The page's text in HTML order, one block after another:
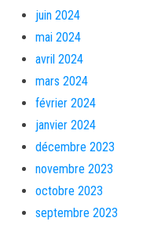
juin 2024
mai 2024
avril 2024
mars 2024
février 2024
janvier 2024
décembre 2023
novembre 2023
octobre 2023
septembre 2023